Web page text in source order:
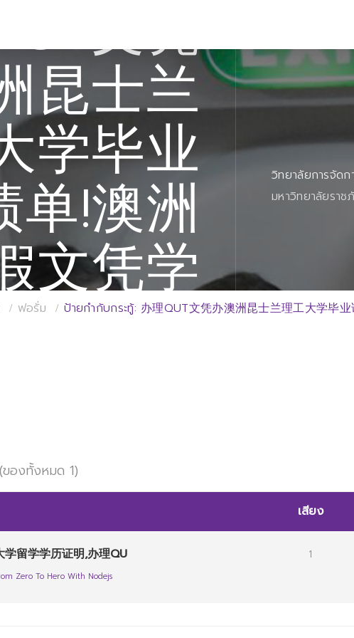
文凭
昆士兰
学毕业
单!澳洲
文凭学
历
วิทยาลัยการจัดก
มหาวิทยาลัยราช
ฟอรั่ม ป้ายกำกับกระทู้: 办理QUT文凭办澳洲昆士兰理工大学毕
ของทั้งหมด 1)
เสียง
留学学历证明,办理QU
Zero To Hero With Nodejs
1